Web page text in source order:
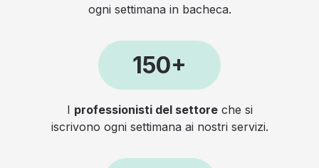
ogni settimana in bacheca.
150+
I professionisti del settoreche si
iscrivono ogni settimana ai nostri servizi.